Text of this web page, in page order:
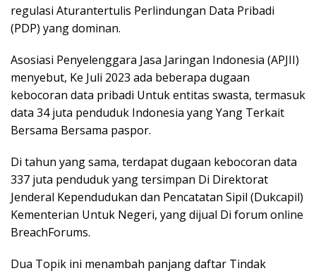
regulasi Aturantertulis Perlindungan Data Pribadi
(PDP) yang dominan.
Asosiasi Penyelenggara Jasa Jaringan Indonesia (APJII)
menyebut, Ke Juli 2023 ada beberapa dugaan
kebocoran data pribadi Untuk entitas swasta, termasuk
data 34 juta penduduk Indonesia yang Yang Terkait
Bersama Bersama paspor.
Di tahun yang sama, terdapat dugaan kebocoran data
337 juta penduduk yang tersimpan Di Direktorat
Jenderal Kependudukan dan Pencatatan Sipil (Dukcapil)
Kementerian Untuk Negeri, yang dijual Di forum online
BreachForums.
Dua Topik ini menambah panjang daftar Tindak